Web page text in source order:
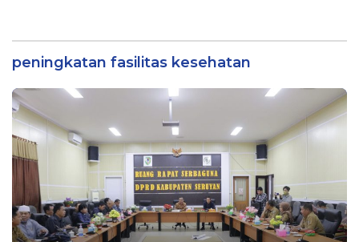
peningkatan fasilitas kesehatan